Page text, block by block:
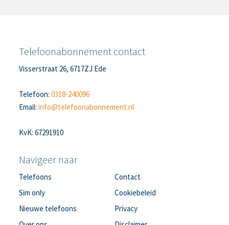
Telefoonabonnement contact
Visserstraat 26, 6717ZJ Ede
Telefoon:0318-240096
Email:info@telefoonabonnement.nl
KvK: 67291910
Navigeer naar
Telefoons
Sim only
Nieuwe telefoons
Contact
Cookiebeleid
Privacy